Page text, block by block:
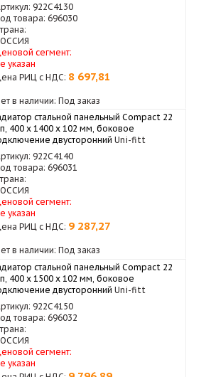
922C4130
товара: 696030
сегмент:
указан
РИЦ с НДС: 8 697,81
в наличии: Под заказ
стальной панельный Compact 22
400 х 1400 x 102 мм, боковое
двусторонний Uni-fitt
922C4140
товара: 696031
сегмент:
указан
РИЦ с НДС: 9 287,27
в наличии: Под заказ
стальной панельный Compact 22
400 х 1500 x 102 мм, боковое
двусторонний Uni-fitt
922C4150
товара: 696032
сегмент:
указан